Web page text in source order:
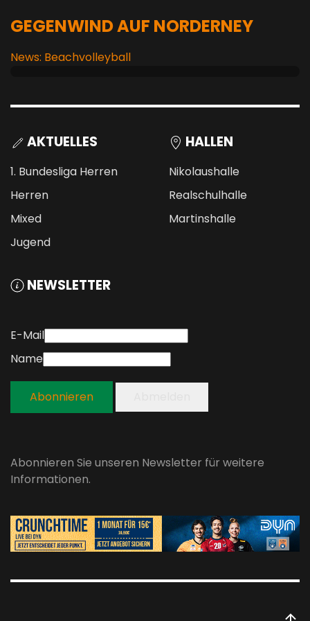
GEGENWIND AUF NORDERNEY
News: Beachvolleyball
AKTUELLES
1. Bundesliga Herren
Herren
Mixed
Jugend
HALLEN
Nikolaushalle
Realschulhalle
Martinshalle
NEWSLETTER
E-Mail
Name
Abonnieren
Abonnieren Sie unseren Newsletter für weitere
Informationen.